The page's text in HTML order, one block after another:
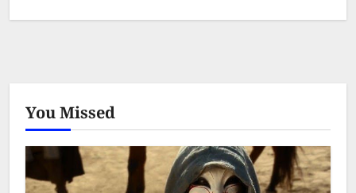
ร่วมโครงการฯ จำนวนกว่า 10 แบรนด์
นิตยสารแฟชั่นระดับโลก ได้รับการ
สนับสนุนจาก ททท. ในการนำ “ผ้ามัด
หมี่” มารังสรรค์เป็นผลงาน…
You Missed